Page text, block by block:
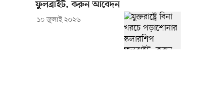
ফুলব্রাইট, করুন আবেদন
১০ জুলাই ২০২৬